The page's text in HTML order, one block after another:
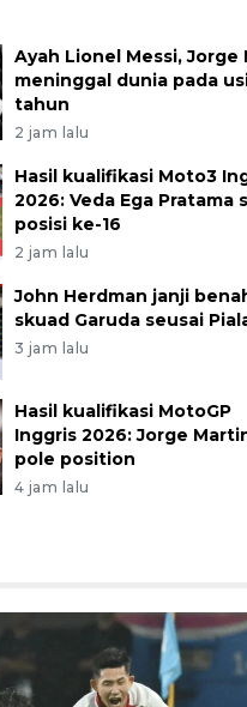
Ayah Lionel Messi, Jorge
meninggal dunia pada
tahun
2 jam lalu
Hasil kualifikasi Moto3
2026: Veda Ega Pratama
posisi ke-16
2 jam lalu
John Herdman janji
skuad Garuda seusai
3 jam lalu
Hasil kualifikasi MotoGP
Inggris 2026: Jorge
pole position
4 jam lalu